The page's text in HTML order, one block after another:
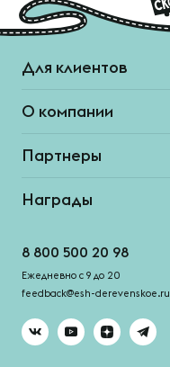
Для клиентов
О компании
Партнеры
Награды
8 800 500 20 98
Ежедневно с 9 до 20
feedback@esh-derevenskoe.ru